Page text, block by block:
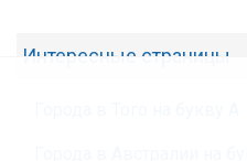
Интересные страницы